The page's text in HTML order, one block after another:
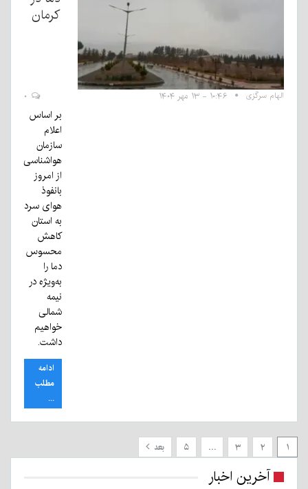
کرمان
الهام سرگزی ۱۰:۴۶ - ۱۳ مهر ۱۴۰۴
بر اساس
اعلام
سازمان
هواشناسی
از امروز
بانفوذ
هوای سرد
به استان
کاهش
محسوس
دما را
به‌ویژه در
نیمه
شمالی
خواهیم
داشت.
ادامه
مطلب
...
۱ ۲ ۳ … ۵ بعد
آخرین اخبار